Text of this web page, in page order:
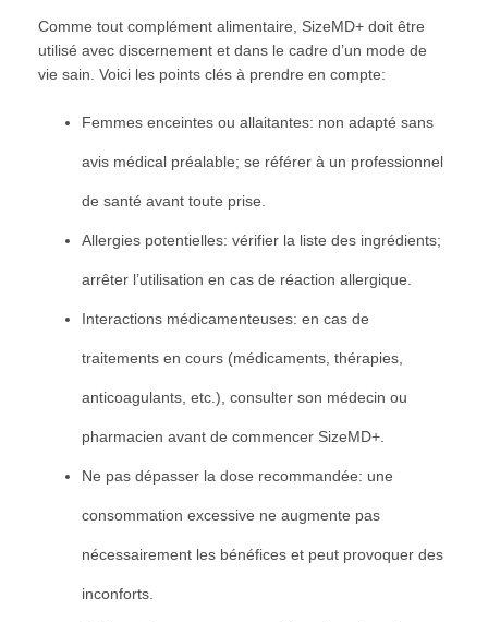
Comme tout complément alimentaire, SizeMD+ doit être
utilisé avec discernement et dans le cadre d’un mode de
vie sain. Voici les points clés à prendre en compte:
Femmes enceintes ou allaitantes: non adapté sans
avis médical préalable; se référer à un professionnel
de santé avant toute prise.
Allergies potentielles: vérifier la liste des ingrédients;
arrêter l’utilisation en cas de réaction allergique.
Interactions médicamenteuses: en cas de
traitements en cours (médicaments, thérapies,
anticoagulants, etc.), consulter son médecin ou
pharmacien avant de commencer SizeMD+.
Ne pas dépasser la dose recommandée: une
consommation excessive ne augmente pas
nécessairement les bénéfices et peut provoquer des
inconforts.